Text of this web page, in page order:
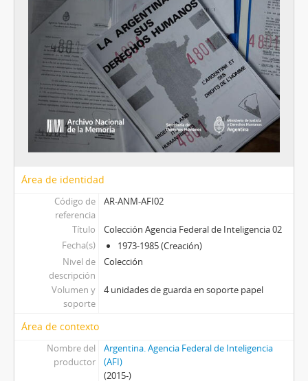
Área de identidad
Código de
referencia
AR-ANM-AFI02
Título
Colección Agencia Federal de Inteligencia 02
Fecha(s)
1973-1985 (Creación)
Nivel de
descripción
Colección
Volumen y
soporte
4 unidades de guarda en soporte papel
Área de contexto
Nombre del
productor
Argentina. Agencia Federal de Inteligencia
(AFI)
(2015-)